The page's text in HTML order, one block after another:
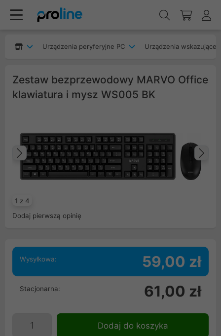
Urządzenia peryferyjne PC Urządzenia wskazujące
Zestaw bezprzewodowy MARVO Office
klawiatura i mysz WS005 BK
1 z 4
Poprzedni
Dodaj pierwszą opinię
Wysyłkowa: 59,00 zł
Stacjonarna: 61,00 zł
Dodaj do koszyka